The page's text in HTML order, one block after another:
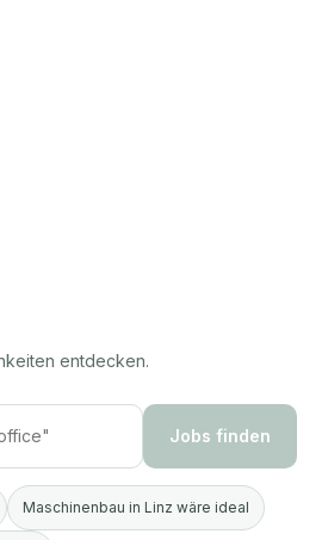
entdecken.
Jobs finden
Maschinenbau in Linz wäre ideal